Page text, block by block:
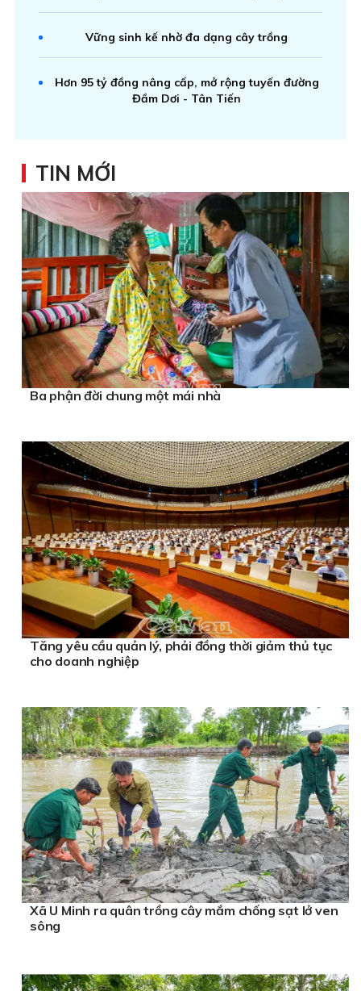
Vững sinh kế nhờ đa dạng cây trồng
Hơn 95 tỷ đồng nâng cấp, mở rộng tuyến đường
Đầm Dơi - Tân Tiến
TIN MỚI
Ba phận đời chung một mái nhà
Tăng yêu cầu quản lý, phải đồng thời giảm thủ tục
cho doanh nghiệp
Xã U Minh ra quân trồng cây mắm chống sạt lở ven
sông